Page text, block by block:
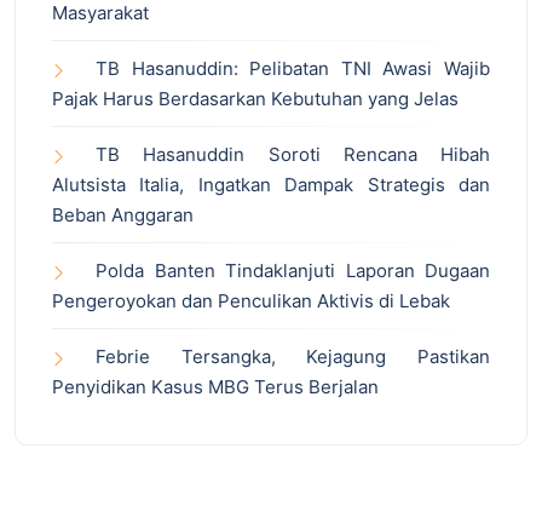
Masyarakat
TB Hasanuddin: Pelibatan TNI Awasi Wajib
Pajak Harus Berdasarkan Kebutuhan yang Jelas
TB Hasanuddin Soroti Rencana Hibah
Alutsista Italia, Ingatkan Dampak Strategis dan
Beban Anggaran
Polda Banten Tindaklanjuti Laporan Dugaan
Pengeroyokan dan Penculikan Aktivis di Lebak
Febrie Tersangka, Kejagung Pastikan
Penyidikan Kasus MBG Terus Berjalan